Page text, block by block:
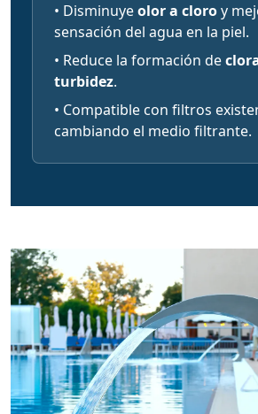
• Disminuyeolor a cloroy
sensación del agua en la piel.
• Reduce la formación de
turbidez.
• Compatible con filtros
cambiando el medio filtrante.